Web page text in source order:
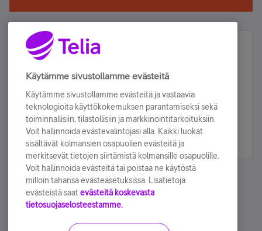
Älä jää paitsi – osallistu ja voita!
Tilaa Telian uutiskirje ja olet mukana arvonnassa.
sähköpostiisi.
Tilaa nyt
Käytämme sivustollamme evästeitä
Käytämme sivustollamme evästeitä ja vastaavia
teknologioita käyttökokemuksen parantamiseksi sekä
toiminnallisiin, tilastollisiin ja markkinointitarkoituksiin.
Voit hallinnoida evästevalintojasi alla. Kaikki luokat
sisältävät kolmansien osapuolien evästeitä ja
merkitsevät tietojen siirtämistä kolmansille osapuolille.
Voit hallinnoida evästeitä tai poistaa ne käytöstä
milloin tahansa evästeasetuksissa. Lisätietoja
evästeistä saat evästeitä koskevasta
tietosuojaselosteestamme.